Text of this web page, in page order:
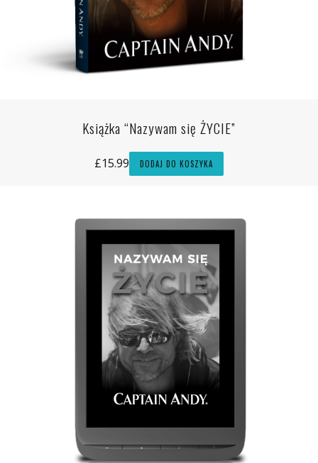
Książka “Nazywam się ŻYCIE”
£15.99 DODAJ DO KOSZYKA